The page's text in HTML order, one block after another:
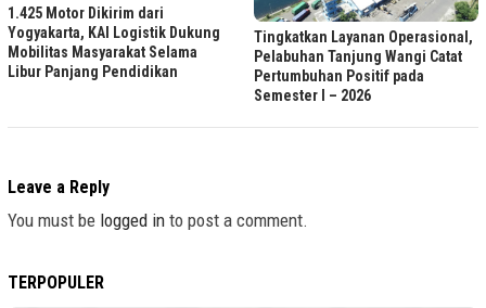
1.425 Motor Dikirim dari
Yogyakarta, KAI Logistik Dukung
Mobilitas Masyarakat Selama
Libur Panjang Pendidikan
Tingkatkan Layanan Operasional,
Pelabuhan Tanjung Wangi Catat
Pertumbuhan Positif pada
Semester I – 2026
Leave a Reply
You must be logged in to post a comment.
TERPOPULER